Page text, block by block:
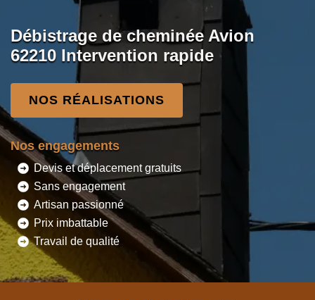
Débistrage de cheminée Avion
62210 Intervention rapide
NOS RÉALISATIONS
Nos engagements
Devis et déplacement gratuits
Sans engagement
Artisan passionné
Prix imbattable
Travail de qualité